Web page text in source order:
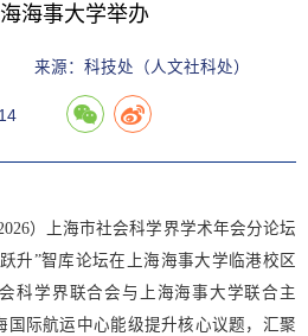
海事大学举办
来源：科技处（人文社科处）
）上海市社会科学界学术年会分论坛
”智库论坛在上海海事大学临港校区
科学界联合会与上海海事大学联合主
国际航运中心能级提升核心议题，汇聚